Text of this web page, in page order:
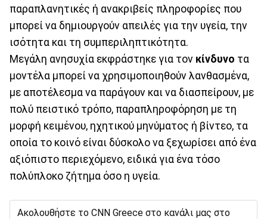
παραπλανητικές ή ανακριβείς πληροφορίες που
μπορεί να δημιουργούν απειλές για την υγεία, την
ισότητα και τη συμπεριληπτικότητα.
Μεγάλη ανησυχία εκφράστηκε για τον κίνδυνο τα
μοντέλα μπορεί να χρησιμοποιηθούν λανθασμένα,
με αποτέλεσμα να παράγουν και να διασπείρουν, με
πολύ πειστικό τρόπο, παραπληροφόρηση με τη
μορφή κειμένου, ηχητικού μηνύματος ή βίντεο, τα
οποία το κοινό είναι δύσκολο να ξεχωρίσει από ένα
αξιόπιστο περιεχόμενο, ειδικά για ένα τόσο
πολύπλοκο ζήτημα όσο η υγεία.
Ακολουθήστε το CNN Greece στο κανάλι μας στο